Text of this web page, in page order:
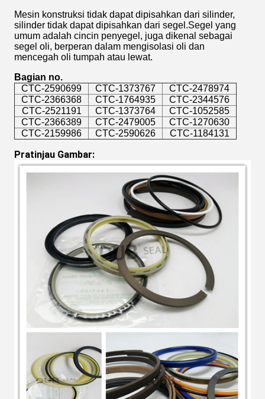
Mesin konstruksi tidak dapat dipisahkan dari silinder,
silinder tidak dapat dipisahkan dari segel.Segel yang
umum adalah cincin penyegel, juga dikenal sebagai
segel oli, berperan dalam mengisolasi oli dan
mencegah oli tumpah atau lewat.
Bagian no.
CTC-2590699
CTC-1373767
CTC-2478974
CTC-2366368
CTC-1764935
CTC-2344576
CTC-2521191
CTC-1373764
CTC-1052585
CTC-2366389
CTC-2479005
CTC-1270630
CTC-2159986
CTC-2590626 CTC-1184131
Pratinjau Gambar: